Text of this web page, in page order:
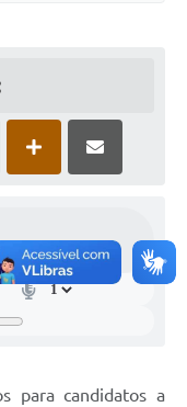
para candidatos a